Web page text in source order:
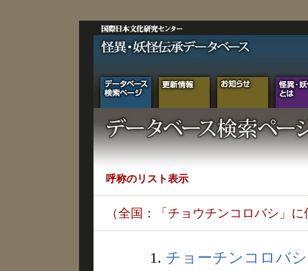
呼称のリスト表示
（全国：「チョウチンコロバシ」
1. チョーチンコロバ